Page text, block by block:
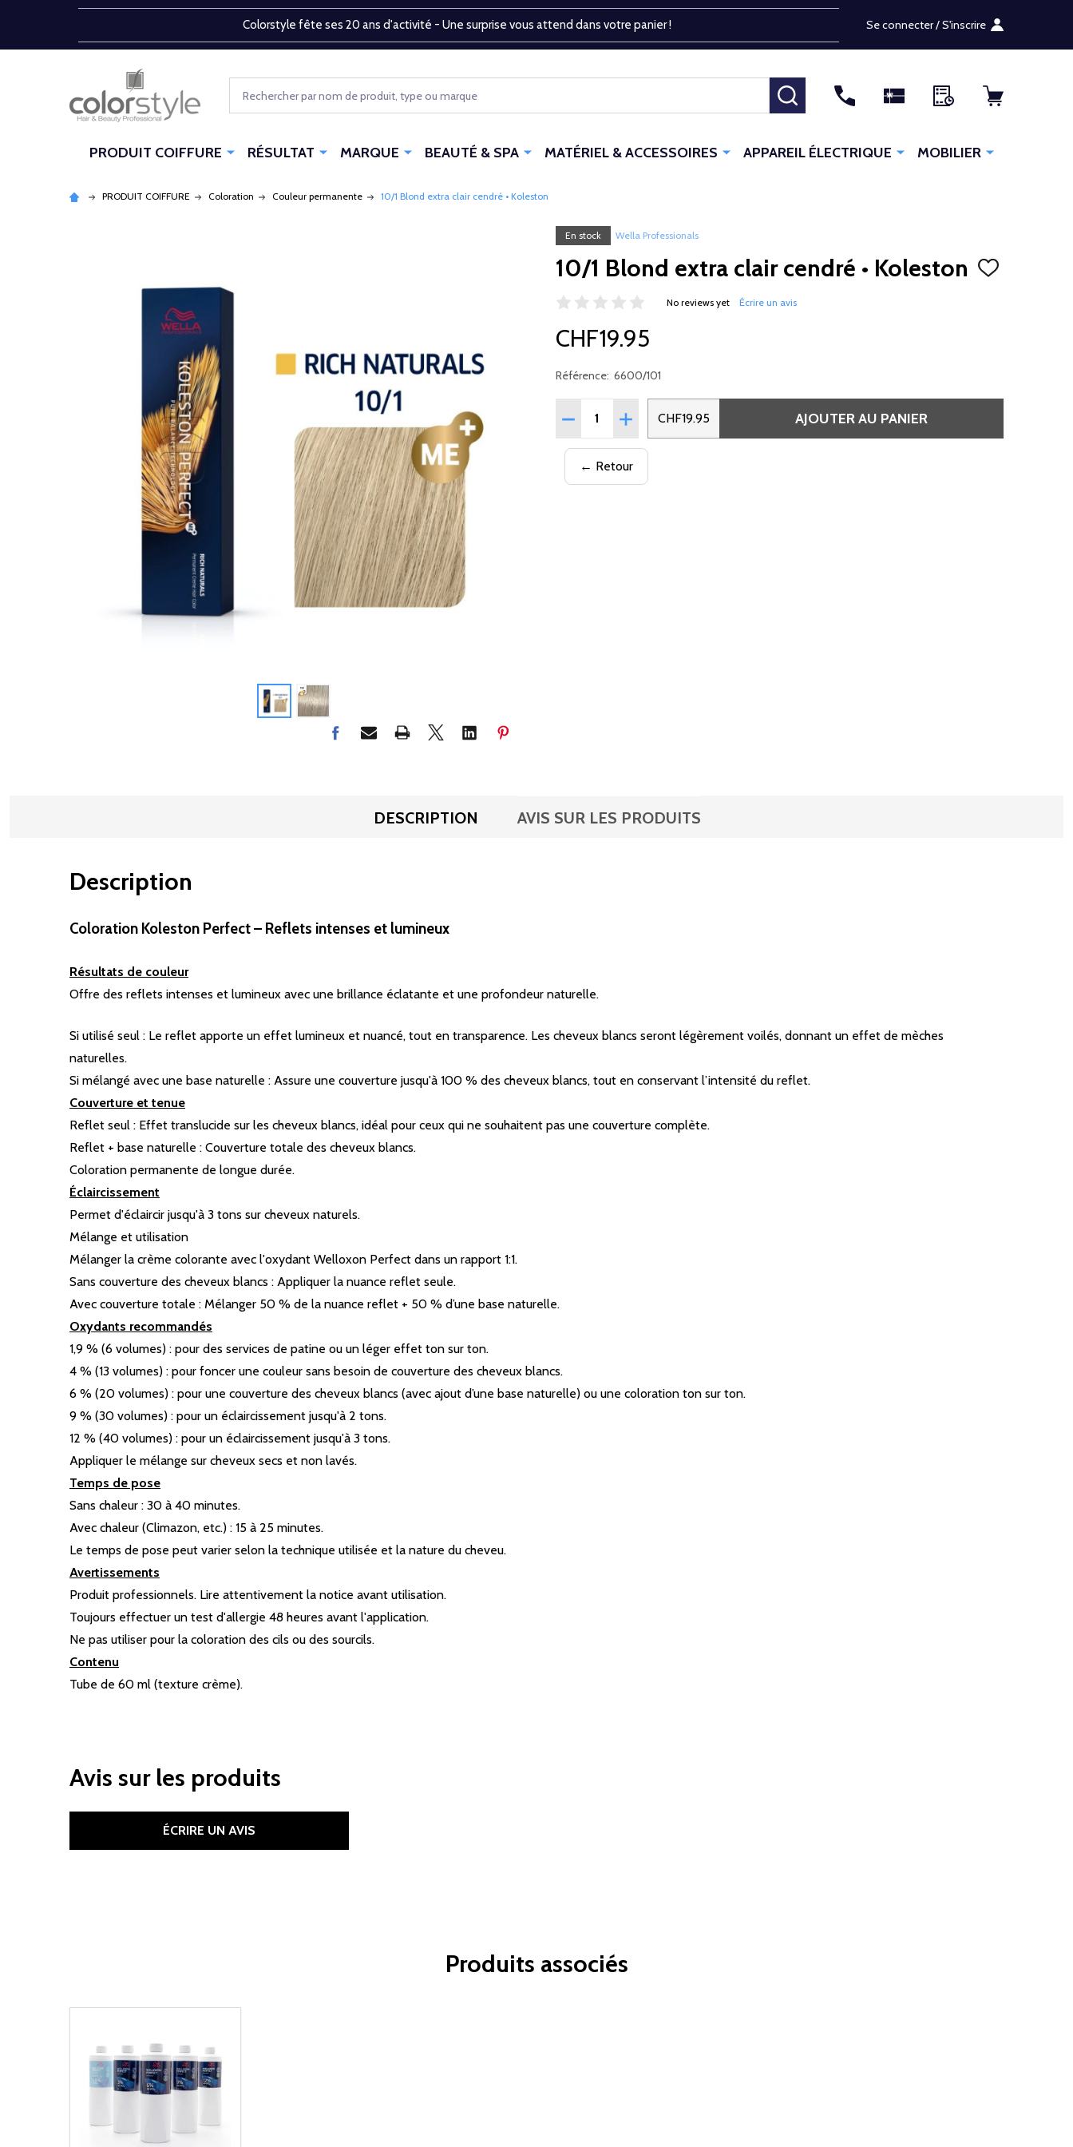
Colorstyle fête ses 20 ans d'activité - Une surprise vous attend dans votre panier ! Se connecter / S'inscrire
RECHERCHER
PRODUIT COIFFURE RÉSULTAT MARQUE BEAUTÉ & SPA MATÉRIEL & ACCESSOIRES APPAREIL ÉLECTRIQUE MOBILIER
PRODUIT COIFFURE Coloration Couleur permanente 10/1 Blond extra clair cendré • Koleston
En stock Wella Professionals
10/1 Blond extra clair cendré • Koleston
AJOUTER
No reviews yet Écrire un avis
CHF19.95
Référence: 6600/101
Quantité:
RÉDUIRE LA QUANTITÉ DE 10/1 BLOND EXTRA CLAIR CENDRÉ • KOLESTON
AUGMENTER LA QUANTITÉ DE 10/1 BLOND EXTRA CLAIR CENDRÉ •
CHF19.95 AJOUTER AU PANIER
← Retour
DESCRIPTION AVIS SUR LES PRODUITS
Description
Coloration Koleston Perfect – Reflets intenses et lumineux
Résultats de couleur
Offre des reflets intenses et lumineux avec une brillance éclatante et une profondeur naturelle.
Si utilisé seul : Le reflet apporte un effet lumineux et nuancé, tout en transparence. Les cheveux blancs seront légèrement voilés, donnant un effet de mèches
naturelles.
Si mélangé avec une base naturelle : Assure une couverture jusqu'à 100 % des cheveux blancs, tout en conservant l’intensité du reflet.
Couverture et tenue
Reflet seul : Effet translucide sur les cheveux blancs, idéal pour ceux qui ne souhaitent pas une couverture complète.
Reflet + base naturelle : Couverture totale des cheveux blancs.
Coloration permanente de longue durée.
Éclaircissement
Permet d'éclaircir jusqu'à 3 tons sur cheveux naturels.
Mélange et utilisation
Mélanger la crème colorante avec l'oxydant Welloxon Perfect dans un rapport 1:1.
Sans couverture des cheveux blancs : Appliquer la nuance reflet seule.
Avec couverture totale : Mélanger 50 % de la nuance reflet + 50 % d’une base naturelle.
Oxydants recommandés
1,9 % (6 volumes) : pour des services de patine ou un léger effet ton sur ton.
4 % (13 volumes) : pour foncer une couleur sans besoin de couverture des cheveux blancs.
6 % (20 volumes) : pour une couverture des cheveux blancs (avec ajout d’une base naturelle) ou une coloration ton sur ton.
9 % (30 volumes) : pour un éclaircissement jusqu'à 2 tons.
12 % (40 volumes) : pour un éclaircissement jusqu'à 3 tons.
Appliquer le mélange sur cheveux secs et non lavés.
Temps de pose
Sans chaleur : 30 à 40 minutes.
Avec chaleur (Climazon, etc.) : 15 à 25 minutes.
Le temps de pose peut varier selon la technique utilisée et la nature du cheveu.
Avertissements
Produit professionnels. Lire attentivement la notice avant utilisation.
Toujours effectuer un test d'allergie 48 heures avant l'application.
Ne pas utiliser pour la coloration des cils ou des sourcils.
Contenu
Tube de 60 ml (texture crème).
Avis sur les produits
ÉCRIRE UN AVIS
Produits associés